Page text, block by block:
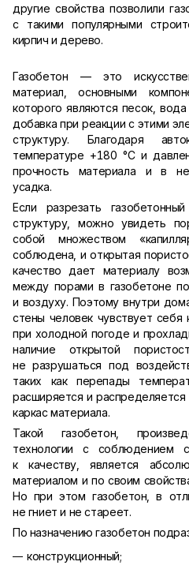
другие свойства позволили
с такими популярными
кирпич и дерево.
Газобетон — это
материал, основными
которого являются песок,
добавка при реакции с этими
структуру. Благодаря
температуре +180 °С и
прочность материала и в
усадка.
Если разрезать
структуру, можно увидеть
собой множеством
соблюдена, и открытая
качество дает материалу
между порами в газобетоне
и воздуху. Поэтому внутри
стены человек чувствует
при холодной погоде и
наличие открытой
не разрушаться под
таких как перепады
расширяется и
каркас материала.
Такой газобетон,
технологии с соблюдением
к качеству, является
материалом и по своим
Но при этом газобетон, в
не гниет и не стареет.
По назначению газобетон
конструкционный;